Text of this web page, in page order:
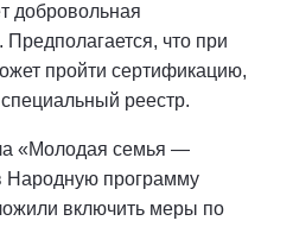
добровольная
что при
пройти сертификацию,
реестр.
«Молодая семья —
Народную программу
включить меры по